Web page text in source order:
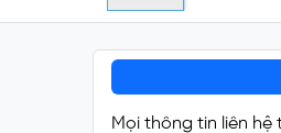
Mọi thông tin liên hệ